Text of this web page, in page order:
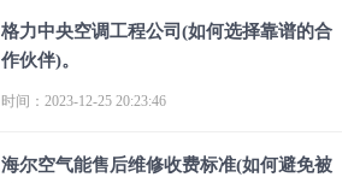
格力中央空调工程公司(如何选择靠谱的合
作伙伴)。
时间：2023-12-25 20:23:46
海尔空气能售后维修收费标准(如何避免被